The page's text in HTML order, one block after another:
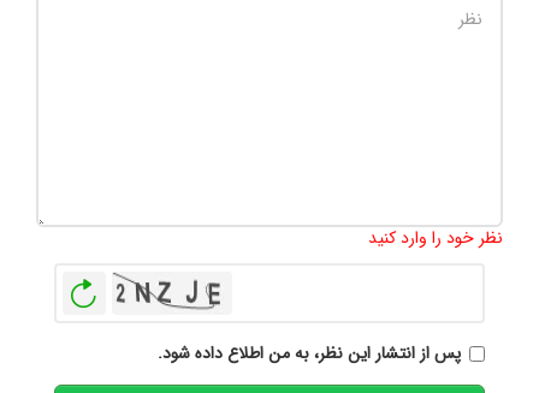
نظر خود را وارد کنید
پس از انتشار این نظر، به من اطلاع داده شود.